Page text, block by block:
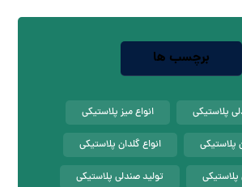
برچسب ها
پلاستیکی انواع میز پلاستیکی
پلاستیکی انواع گلدان پلاستیکی
پلاستیکی تولید صندلی پلاستیکی